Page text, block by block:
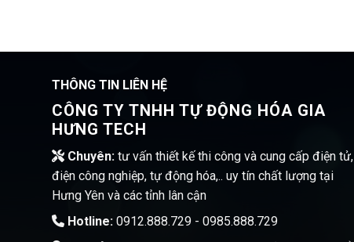
THÔNG TIN LIÊN HỆ
CÔNG TY TNHH TỰ ĐỘNG HÓA GIA
HƯNG TECH
Chuyên:tư vấn thiết kế thi công và cung cấp điện tử,
điện công nghiệp, tự động hóa,.. uy tín chất lượng tại
Hưng Yên và các tỉnh lân cận
Hotline:0912.888.729 - 0985.888.729